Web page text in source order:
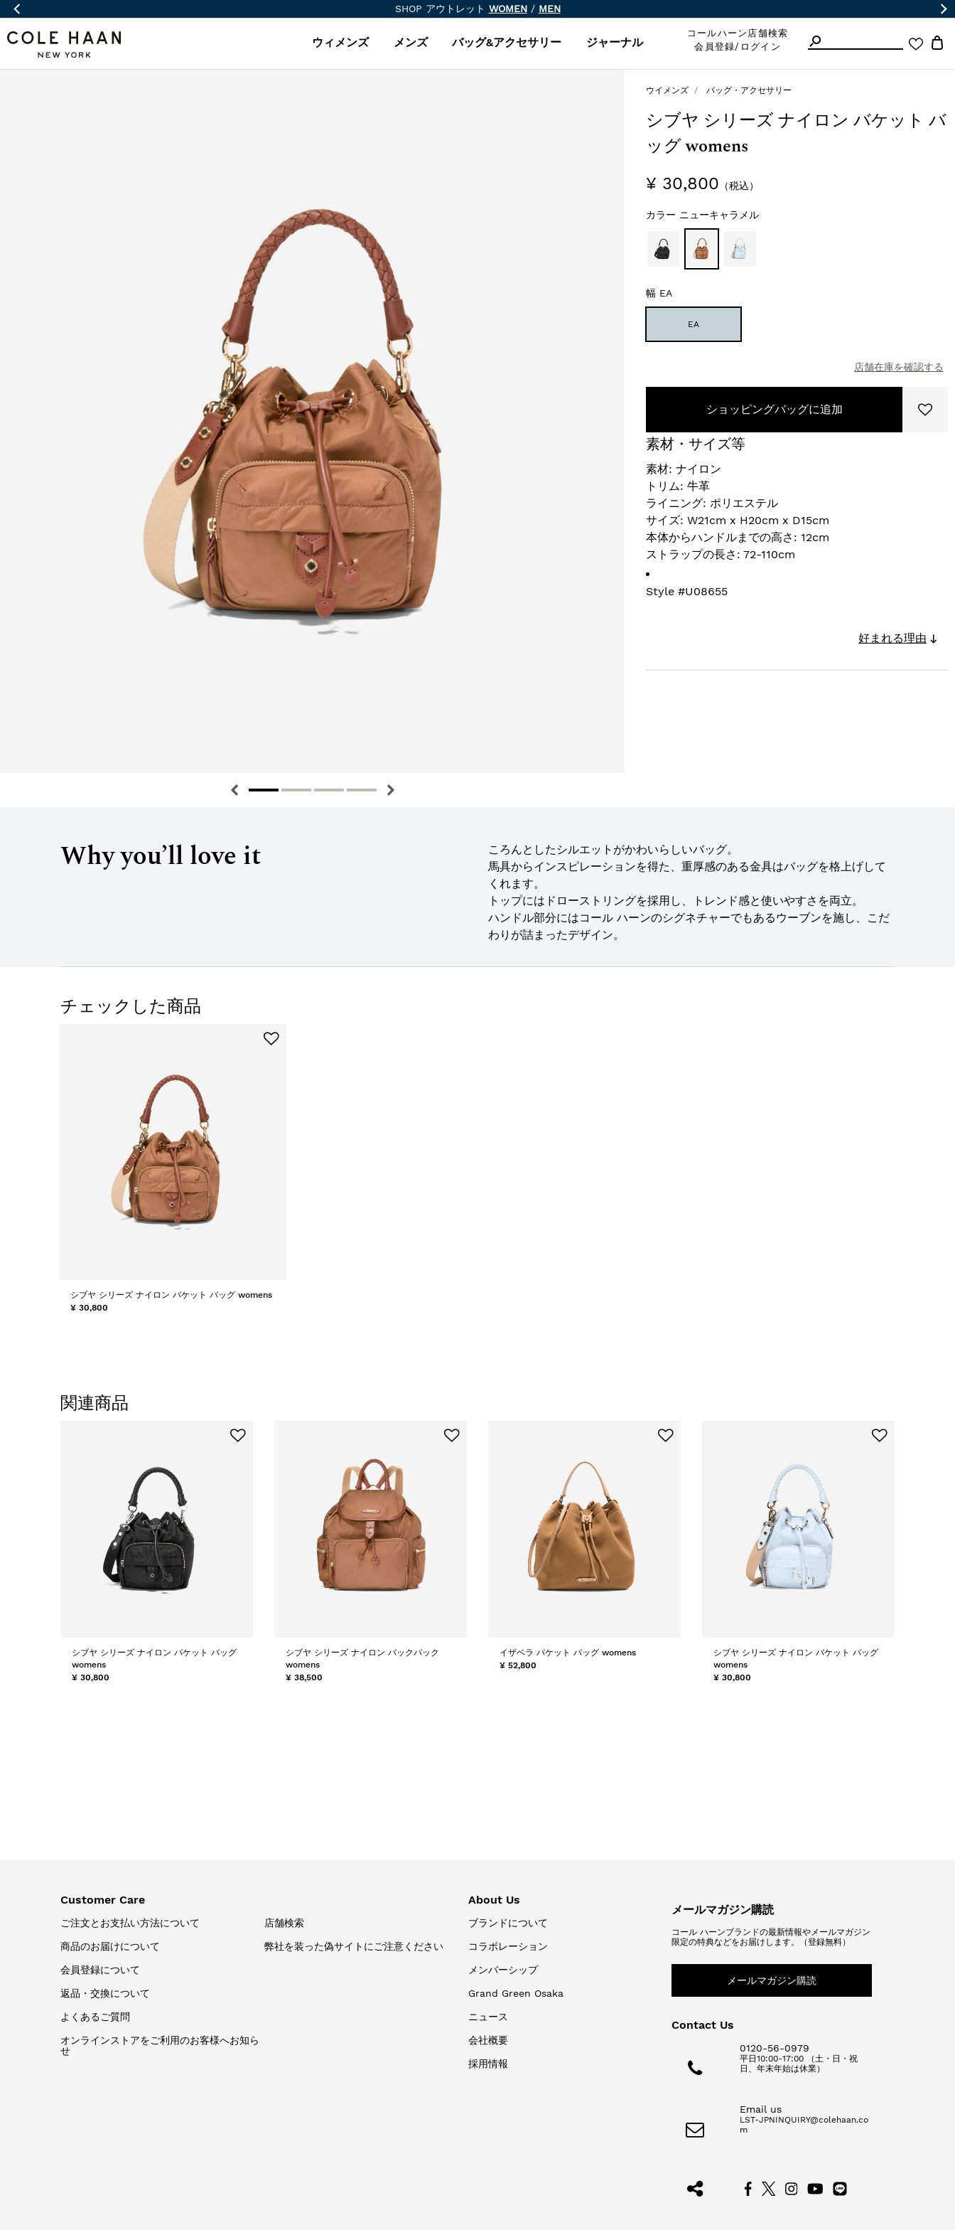
SHOP アウトレット WOMEN/ MEN
ウィメンズ メンズ バッグ&アクセサリー ジャーナル
コールハーン店舗検索
会員登録/ログイン
ウイメンズ バッグ・アクセサリー
シブヤ シリーズ ナイロン バケット バ
ッグ womens
¥ 30,800 （税込）
カラー ニューキャラメル
幅 EA
EA
店舗在庫を確認する
ショッピングバッグに追加
素材・サイズ等
素材: ナイロン
トリム: 牛革
ライニング: ポリエステル
サイズ: W21cm x H20cm x D15cm
本体からハンドルまでの高さ: 12cm
ストラップの長さ: 72-110cm
Style #U08655
好まれる理由
Why you’ll love it
ころんとしたシルエットがかわいらしいバッグ。
馬具からインスピレーションを得た、重厚感のある金具はバッグを格上げして
くれます。
トップにはドローストリングを採用し、トレンド感と使いやすさを両立。
ハンドル部分にはコール ハーンのシグネチャーでもあるウーブンを施し、こだ
わりが詰まったデザイン。
チェックした商品
シブヤ シリーズ ナイロン バケット バッグ womens
¥ 30,800
関連商品
シブヤ シリーズ ナイロン バケット バッグ
womens
¥ 30,800
シブヤ シリーズ ナイロン バックパック
womens
¥ 38,500
イザベラ バケット バッグ womens
¥ 52,800
シブヤ シリーズ ナイロン バケット バッグ
womens
¥ 30,800
Customer Care
ご注文とお支払い方法について
商品のお届けについて
会員登録について
返品・交換について
よくあるご質問
オンラインストアをご利用のお客様へお知ら
せ
店舗検索
弊社を装った偽サイトにご注意ください
About Us
ブランドについて
コラボレーション
メンバーシップ
Grand Green Osaka
ニュース
会社概要
採用情報
メールマガジン購読
コール ハーンブランドの最新情報やメールマガジン
限定の特典などをお届けします。（登録無料）
メールマガジン購読
Contact Us
0120-56-0979
平日10:00-17:00 （土・日・祝
日、年末年始は休業）
Email us
LST-JPNINQUIRY@colehaan.co
m